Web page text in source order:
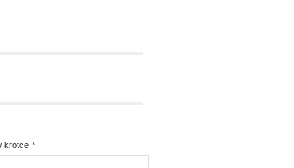
*
krotce